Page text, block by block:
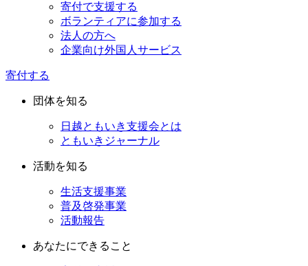
寄付で支援する
ボランティアに参加する
法人の方へ
企業向け外国人サービス
寄付する
団体を知る
日越ともいき支援会とは
ともいきジャーナル
活動を知る
生活支援事業
普及啓発事業
活動報告
あなたにできること